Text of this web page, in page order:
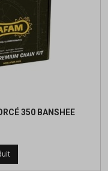
350 BANSHEE